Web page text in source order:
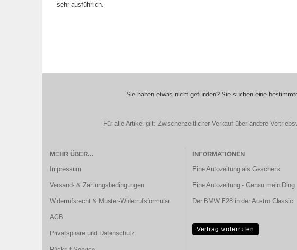
sehr ausführlich.
Sie haben etwas nicht gefunden? Sie suchen eine
Für alle Artikel gilt: Zwischenzeitlicher Verkauf über andere
MEHR ÜBER...
Impressum
Versand- & Zahlungsbedingungen
Widerrufsrecht & Muster-Widerrufsformular
AGB
Privatsphäre und Datenschutz
INFORMATIONEN
Eine Autozeitung als Geschenk
Eine Autozeitung - Genau mein Ding
Der BMW E28 in der Austro Classic
Vertrag widerrufen